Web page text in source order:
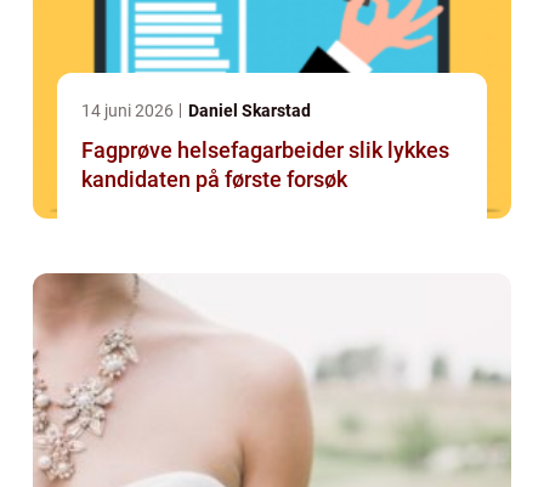
14 juni 2026 Daniel Skarstad
Fagprøve helsefagarbeider slik lykkes
kandidaten på første forsøk